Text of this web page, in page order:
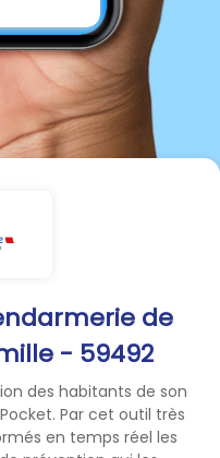
de
- 59492
des habitants de son
Par cet outil très
en temps réel les